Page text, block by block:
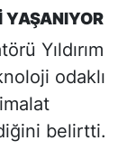
YAŞANIYOR
Yıldırım
odaklı
belirtti.